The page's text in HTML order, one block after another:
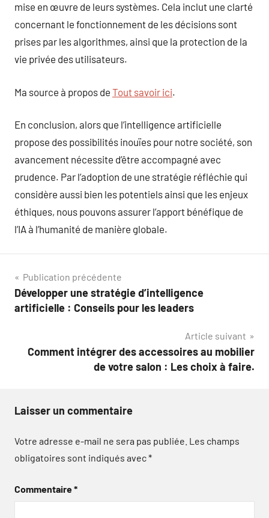
mise en œuvre de leurs systèmes. Cela inclut une clarté
concernant le fonctionnement de les décisions sont
prises par les algorithmes, ainsi que la protection de la
vie privée des utilisateurs.
Ma source à propos de Tout savoir ici.
En conclusion, alors que l’intelligence artificielle
propose des possibilités inouïes pour notre société, son
avancement nécessite d’être accompagné avec
prudence. Par l’adoption de une stratégie réfléchie qui
considère aussi bien les potentiels ainsi que les enjeux
éthiques, nous pouvons assurer l’apport bénéfique de
l’IA à l’humanité de manière globale.
Navigation
de
Publication précédente
Développer une stratégie d’intelligence
artificielle : Conseils pour les leaders
Article suivant
Comment intégrer des accessoires au mobilier
de votre salon : Les choix à faire.
Laisser un commentaire
Votre adresse e-mail ne sera pas publiée. Les champs
obligatoires sont indiqués avec*
Commentaire*